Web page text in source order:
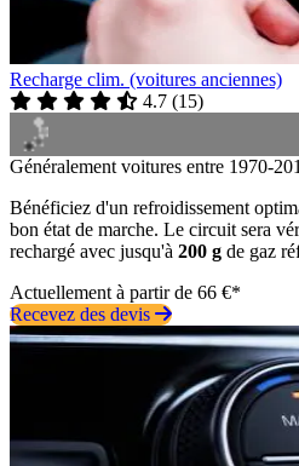
Recharge clim. (voitures anciennes)
4.7 (15)
Généralement voitures entre 1970-
Bénéficiez d'un refroidissement
bon état de marche. Le circuit sera
rechargé avec jusqu'à 200 g de gaz
Actuellement à partir de 66 €*
Recevez des devis